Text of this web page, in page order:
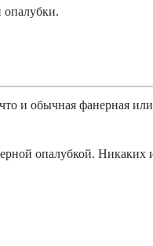
и обычная фанерная или
опалубкой.